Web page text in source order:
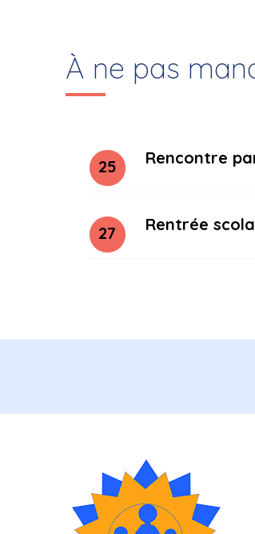
À ne pas
25 Rencontre
27 Rentrée